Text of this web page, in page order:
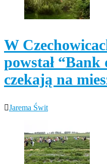
W
powstał
czekają na
Jarema Świt